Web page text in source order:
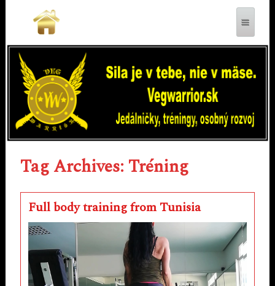
VEGWARRIOR.SK
Tag Archives: Tréning
Full body training from Tunisia